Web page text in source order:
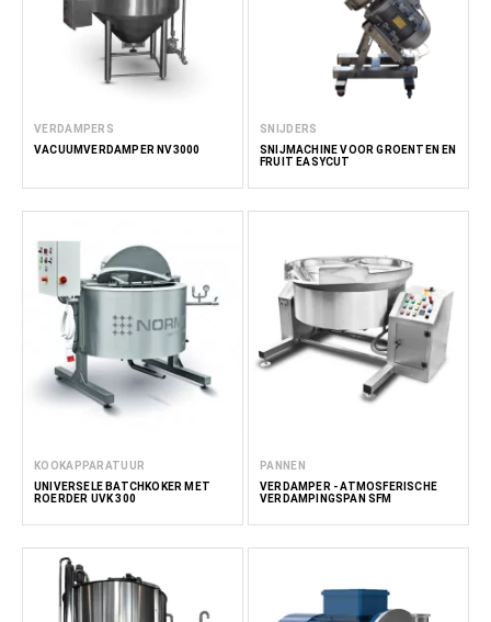
VERDAMPERS
VACUÜMVERDAMPER NV3000
SNIJDERS
SNIJMACHINE VOOR GROENTEN EN
FRUIT EASYCUT
KOOKAPPARATUUR
UNIVERSELE BATCHKOKER MET
ROERDER UVK 300
PANNEN
VERDAMPER - ATMOSFERISCHE
VERDAMPINGSPAN SFM